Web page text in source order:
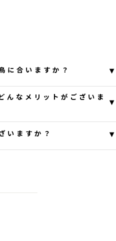
に合いますか？ ▾
うな香りと合うと思います。塩と
んなメリットがございま
▾
ンキュレーションは醪
て行う方法で、アルコー
タンニンを感じるのが特
いますか？ ▾
われます。８月中旬の
られる？針葉樹林を思わ